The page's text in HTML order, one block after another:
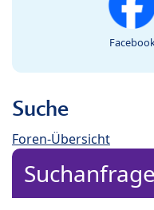
Suche
Foren-Übersicht
Suchanfrage